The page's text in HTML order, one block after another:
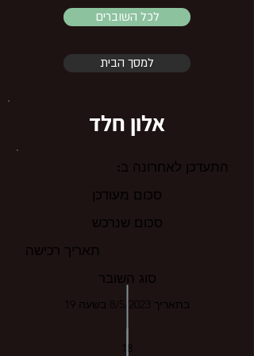
לכל השוברים
למסך הבית
אלון חלד
התעדכן לאחרונה ב:
סכום מעודכן
סכום שנרכש
תאריך רכישה
סוג השובר
בתאריך 8/5/2023 בשעה 19
18